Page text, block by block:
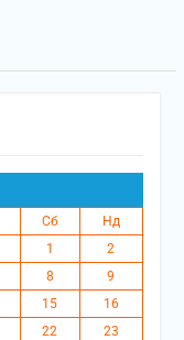
Сб
Нд
1
2
8
9
15
16
22
23